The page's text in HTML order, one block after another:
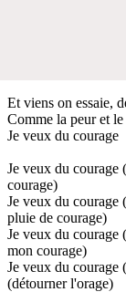
Et viens on essaie,
Comme la peur et
Je veux du courage
Je veux du courage
courage)
Je veux du courage
pluie de courage)
Je veux du
mon courage)
Je veux du courage
(détourner l'orage)